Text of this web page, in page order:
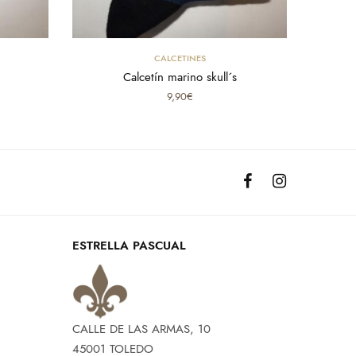
Select options
CALCETINES
Calcetín marino skull´s
9,90€
ESTRELLA PASCUAL
CALLE DE LAS ARMAS, 10
45001 TOLEDO